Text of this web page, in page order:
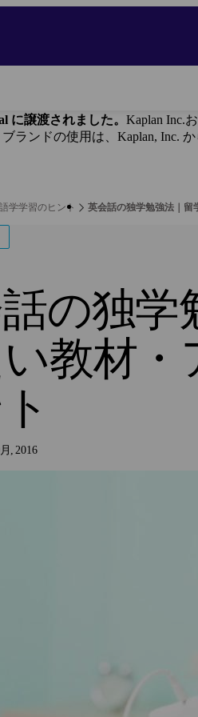
に譲渡されました。 Kaplan Inc.
ランドの使用は、Kaplan, Inc.
語学学習のヒント 英会話の独学勉強法｜留
の独学
い教材
2016